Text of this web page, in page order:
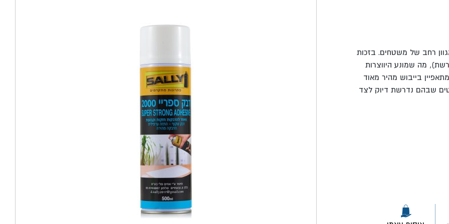
רחב של משטחים. בזכות
מה שמונע היווצרות
בייבוש מהיר מאוד
שבהם נדרשת דיוק לצד